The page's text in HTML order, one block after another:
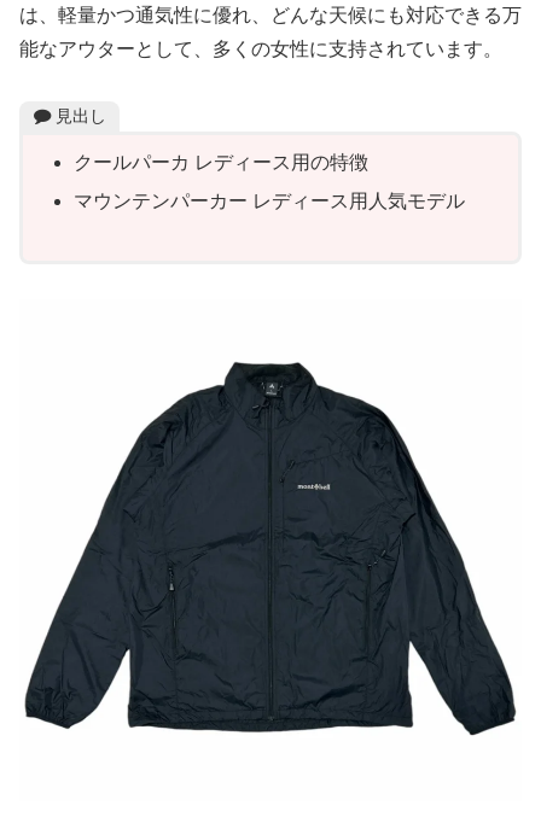
は、軽量かつ通気性に優れ、どんな天候にも対応できる万
能なアウターとして、多くの女性に支持されています。
見出し
クールパーカ レディース用の特徴
マウンテンパーカー レディース用人気モデル